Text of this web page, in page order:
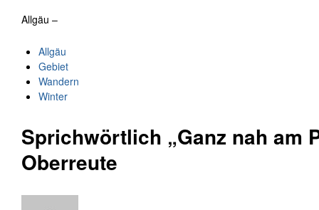
Allgäu –
Allgäu
Gebiet
Wandern
Winter
Sprichwörtlich „Ganz nah am
Oberreute